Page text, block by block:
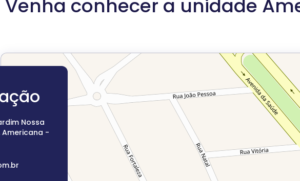
Venha conhecer a unidade
Nossa
Americana -